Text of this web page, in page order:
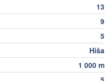
13
9
5
Hiša
1 000 m